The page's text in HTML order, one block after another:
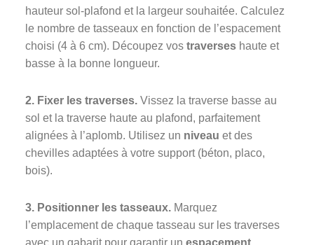
hauteur sol-plafond et la largeur souhaitée. Calculez
le nombre de tasseaux en fonction de l’espacement
choisi (4 à 6 cm). Découpez vos traverses haute et
basse à la bonne longueur.
2. Fixer les traverses. Vissez la traverse basse au
sol et la traverse haute au plafond, parfaitement
alignées à l’aplomb. Utilisez un niveau et des
chevilles adaptées à votre support (béton, placo,
bois).
3. Positionner les tasseaux. Marquez
l’emplacement de chaque tasseau sur les traverses
avec un gabarit pour garantir un espacement